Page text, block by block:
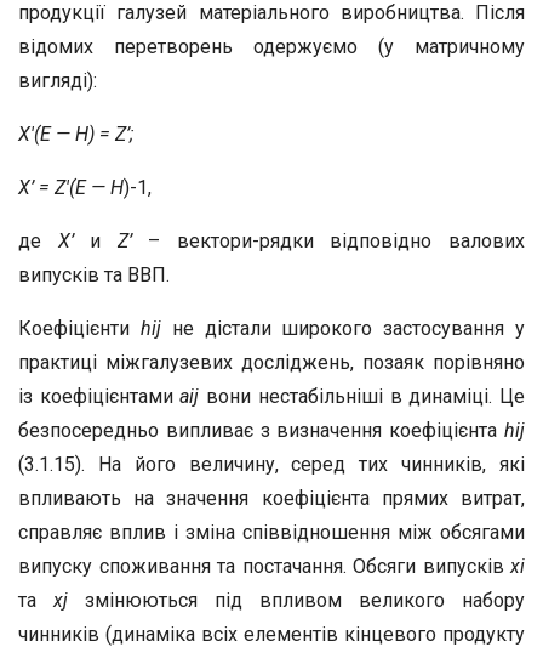
продукції галузей матеріального виробництва. Після
відомих перетворень одержуємо (у матричному
вигляді):
X'(E — H) = Z’;
X’ = Z'(E — H)-1,
де X’и Z’– вектори-рядки відповідно валових
випусків та ВВП.
Коефіцієнти hijне дістали широкого застосування у
практиці міжгалузевих досліджень, позаяк порівняно
із коефіцієнтамиaij вони нестабільніші в динаміці. Це
безпосередньо випливає з визначення коефіцієнта hij
(3.1.15). На його величину, серед тих чинників, які
впливають на значення коефіцієнта прямих витрат,
справляє вплив і зміна співвідношення між обсягами
випуску споживання та постачання. Обсяги випусківхi
тахj змінюються під впливом великого набору
чинників (динаміка всіх елементів кінцевого продукту